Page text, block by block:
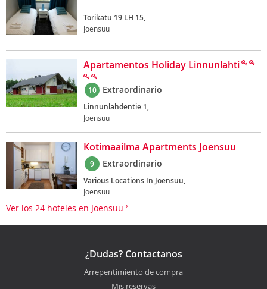
Torikatu 19 LH 15,
Joensuu
Apartamentos Holiday Linnunlahti
10 Extraordinario
Linnunlahdentie 1,
Joensuu
Kotimaailma Apartments Joensuu
9 Extraordinario
Various Locations In Joensuu,
Joensuu
Ver los 24 hoteles en Joensuu
¿Dudas? Contactanos
Arrepentimiento de compra
Mis reservas